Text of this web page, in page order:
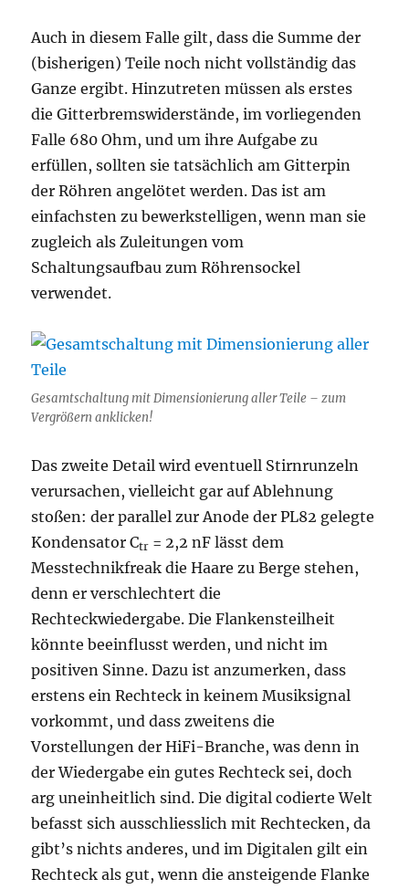
Auch in diesem Falle gilt, dass die Summe der
(bisherigen) Teile noch nicht vollständig das
Ganze ergibt. Hinzutreten müssen als erstes
die Gitterbremswiderstände, im vorliegenden
Falle 680 Ohm, und um ihre Aufgabe zu
erfüllen, sollten sie tatsächlich am Gitterpin
der Röhren angelötet werden. Das ist am
einfachsten zu bewerkstelligen, wenn man sie
zugleich als Zuleitungen vom
Schaltungsaufbau zum Röhrensockel
verwendet.
Gesamtschaltung mit Dimensionierung aller Teile – zum
Vergrößern anklicken!
Das zweite Detail wird eventuell Stirnrunzeln
verursachen, vielleicht gar auf Ablehnung
stoßen: der parallel zur Anode der PL82 gelegte
Kondensator Ctr = 2,2 nF lässt dem
Messtechnikfreak die Haare zu Berge stehen,
denn er verschlechtert die
Rechteckwiedergabe. Die Flankensteilheit
könnte beeinflusst werden, und nicht im
positiven Sinne. Dazu ist anzumerken, dass
erstens ein Rechteck in keinem Musiksignal
vorkommt, und dass zweitens die
Vorstellungen der HiFi-Branche, was denn in
der Wiedergabe ein gutes Rechteck sei, doch
arg uneinheitlich sind. Die digital codierte Welt
befasst sich ausschliesslich mit Rechtecken, da
gibt’s nichts anderes, und im Digitalen gilt ein
Rechteck als gut, wenn die ansteigende Flanke